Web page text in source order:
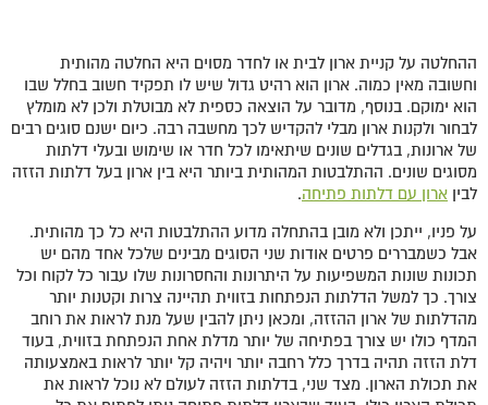
ההחלטה על קניית ארון לבית או לחדר מסוים היא החלטה מהותית
וחשובה מאין כמוה. ארון הוא רהיט גדול שיש לו תפקיד חשוב בחלל שבו
הוא ימוקם. בנוסף, מדובר על הוצאה כספית לא מבוטלת ולכן לא מומלץ
לבחור ולקנות ארון מבלי להקדיש לכך מחשבה רבה. כיום ישנם סוגים רבים
של ארונות, בגדלים שונים שיתאימו לכל חדר או שימוש ובעלי דלתות
מסוגים שונים. ההתלבטות המהותית ביותר היא בין ארון בעל דלתות הזזה
לבין ארון עם דלתות פתיחה.
על פניו, ייתכן ולא מובן בהתחלה מדוע ההתלבטות היא כל כך מהותית.
אבל כשמבררים פרטים אודות שני הסוגים מבינים שלכל אחד מהם יש
תכונות שונות המשפיעות על היתרונות והחסרונות שלו עבור כל לקוח וכל
צורך. כך למשל הדלתות הנפתחות בזווית תהיינה צרות וקטנות יותר
מהדלתות של ארון ההזזה, ומכאן ניתן להבין שעל מנת לראות את רוחב
המדף כולו יש צורך בפתיחה של יותר מדלת אחת הנפתחת בזווית, בעוד
דלת הזזה תהיה בדרך כלל רחבה יותר ויהיה קל יותר לראות באמצעותה
את תכולת הארון. מצד שני, בדלתות הזזה לעולם לא נוכל לראות את